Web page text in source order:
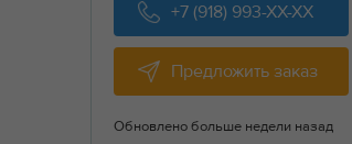
+7 (918) 993-XX-XX
Предложить заказ
Обновлено больше недели назад